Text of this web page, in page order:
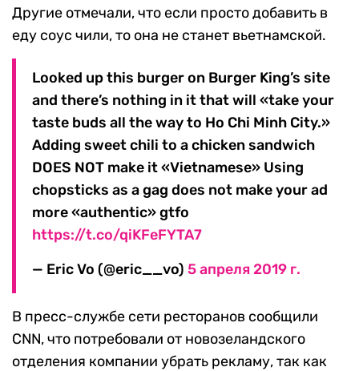
Другие отмечали, что если просто добавить в
еду соус чили, то она не станет вьетнамской.
Looked up this burger on Burger King’s site
and there’s nothing in it that will «take your
taste buds all the way to Ho Chi Minh City.»
Adding sweet chili to a chicken sandwich
DOES NOT make it «Vietnamese» Using
chopsticks as a gag does not make your ad
more «authentic» gtfo
https://t.co/qiKFeFYTA7
— Eric Vo (@eric__vo) 5 апреля 2019 г.
В пресс-службе сети ресторанов сообщили
CNN, что потребовали от новозеландского
отделения компании убрать рекламу, так как